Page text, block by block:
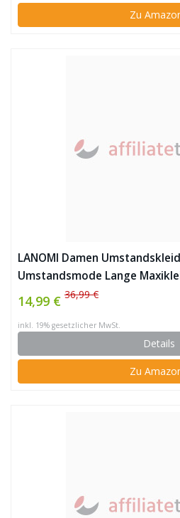
Zu
LANOMI Damen
Umstandsmode Lange
Schwangerschafts Kleid
14,99 € 36,99 €
inkl. 19% gesetzlicher MwSt.
Details
Zu